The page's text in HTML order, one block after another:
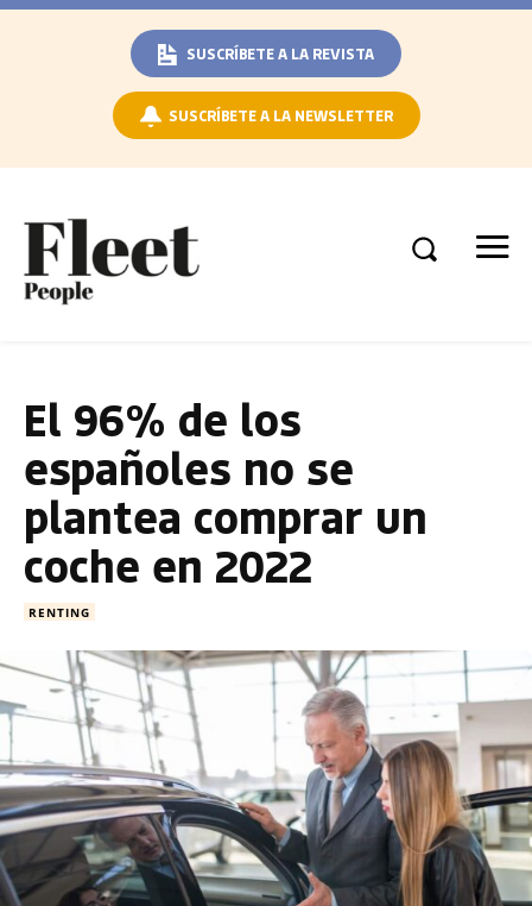
SUSCRÍBETE A LA REVISTA
SUSCRÍBETE A LA NEWSLETTER
El 96% de los
españoles no se
plantea comprar un
coche en 2022
RENTING